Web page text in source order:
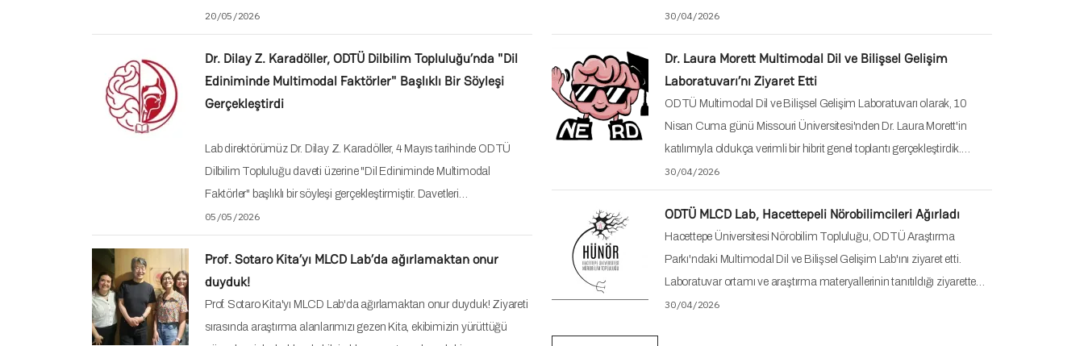
20/05/2026
Dr. Dilay Z. Karadöller, ODTÜ Dilbilim Topluluğu’nda "Dil
Ediniminde Multimodal Faktörler" Başlıklı Bir Söyleşi
Gerçekleştirdi
Lab direktörümüz Dr. Dilay Z. Karadöller, 4 Mayıs tarihinde ODTÜ
Dilbilim Topluluğu daveti üzerine "Dil Ediniminde Multimodal
Faktörler" başlıklı bir söyleşi gerçekleştirmiştir. Davetleri…
05/05/2026
Prof. Sotaro Kita’yı MLCD Lab’da ağırlamaktan onur
duyduk!
Prof. Sotaro Kita'yı MLCD Lab'da ağırlamaktan onur duyduk! Ziyareti
sırasında araştırma alanlarımızı gezen Kita, ekibimizin yürüttüğü
30/04/2026
Dr. Laura Morett Multimodal Dil ve Bilişsel Gelişim
Laboratuvarı’nı Ziyaret Etti
ODTÜ Multimodal Dil ve Bilişsel Gelişim Laboratuvarı olarak, 10
Nisan Cuma günü Missouri Üniversitesi'nden Dr. Laura Morett'in
katılımıyla oldukça verimli bir hibrit genel toplantı gerçekleştirdik.…
30/04/2026
ODTÜ MLCD Lab, Hacettepeli Nörobilimcileri Ağırladı
Hacettepe Üniversitesi Nörobilim Topluluğu, ODTÜ Araştırma
Parkı'ndaki Multimodal Dil ve Bilişsel Gelişim Lab'ını ziyaret etti.
Laboratuvar ortamı ve araştırma materyallerinin tanıtıldığı ziyarette…
30/04/2026